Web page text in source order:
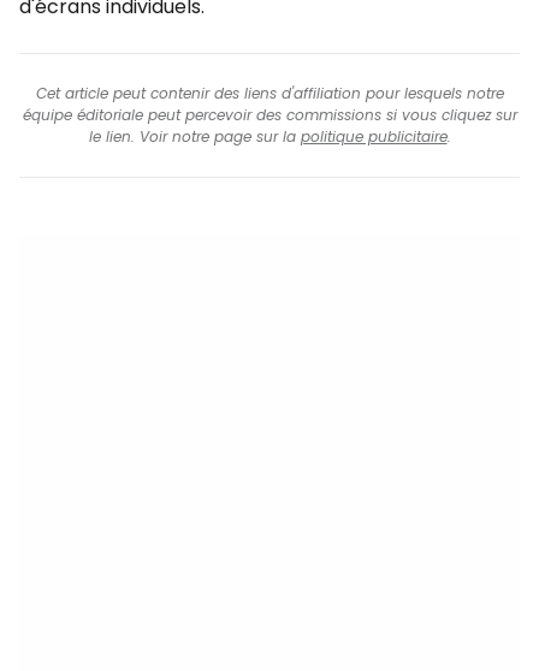
d'écrans individuels.
Cet article peut contenir des liens d'affiliation pour lesquels notre
équipe éditoriale peut percevoir des commissions si vous cliquez sur
le lien. Voir notre page sur la politique publicitaire.